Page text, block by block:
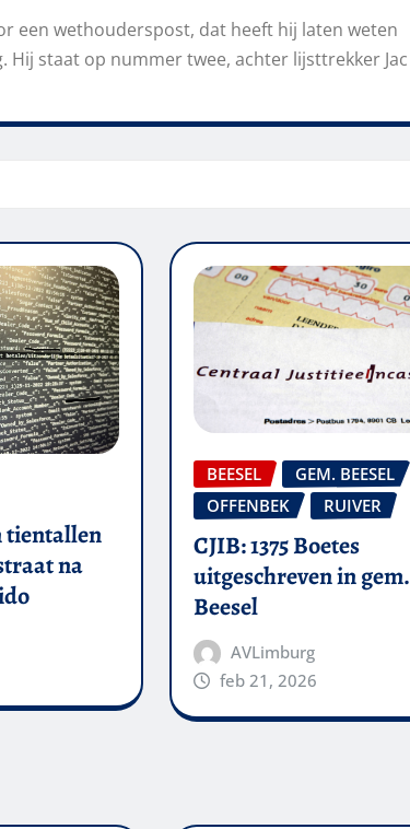
een wethouderspost, dat heeft hij laten weten
staat op nummer twee, achter lijsttrekker Jac
tientallen
na
BEESEL
GEM. BEESEL
OFFENBEK
RUIVER
CJIB: 1375 Boetes
uitgeschreven in gem.
Beesel
AVLimburg
feb 21, 2026